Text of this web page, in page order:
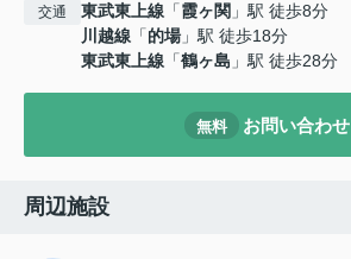
交通 東武東上線 「霞ヶ関 」駅 徒歩8分
川越線 「的場」駅 徒歩18分
東武東上線 「鶴ヶ島 」駅 徒歩28分
無料 お問い合わせ
周辺施設